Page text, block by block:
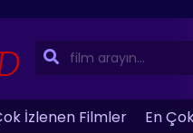
İzlenen Filmler En